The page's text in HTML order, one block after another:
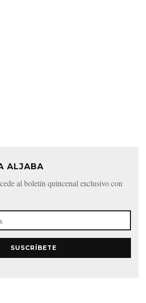
ALJABA
al boletín quincenal exclusivo con
SUSCRÍBETE